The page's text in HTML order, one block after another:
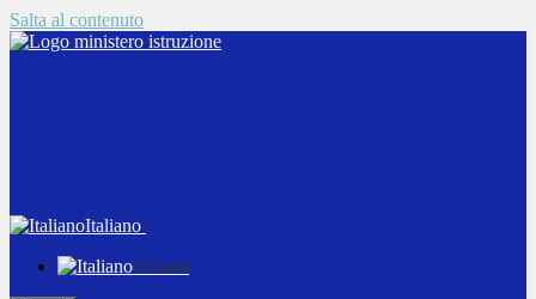
Salta al contenuto
Italiano
Italiano